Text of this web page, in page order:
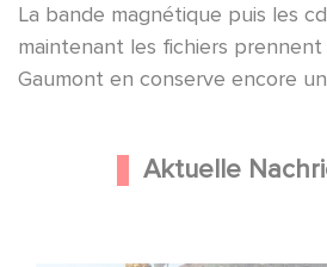
La bande magnétique puis les
maintenant les fichiers
Gaumont en conserve encore
Aktuelle